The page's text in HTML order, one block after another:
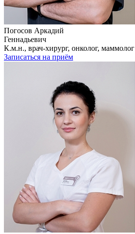
Погосов Аркадий
Геннадьевич
К.м.н., врач-хирург, онколог, маммолог
Записаться на приём